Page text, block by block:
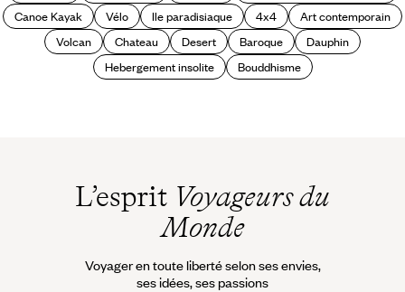
Canoe Kayak
Vélo Ile paradisiaque 4x4
Art contemporain
Volcan
Chateau Desert Baroque
Dauphin
Hebergement insolite
Bouddhisme
L’esprit Voyageurs du
Monde
Voyager en toute liberté selon ses envies,
ses idées, ses passions